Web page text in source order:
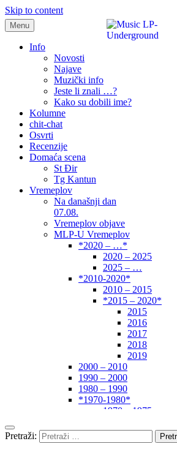
Skip to content
samo muzika i …..
Menu
Info
Novosti
Najave
Muzički info
Jeste li znali …?
Kako su dobili ime?
Kolumne
chit-chat
Osvrti
Recenzije
Domaća scena
St Đir
Tg Kantun
Vremeplov
Na današnji dan
07.08.
Vremeplov objave
MLP-U Vremeplov
*2020 – …*
2020 – 2025
2025 – …
*2010-2020*
2010 – 2015
*2015 – 2020*
2015
2016
2017
2018
2019
2000 – 2010
1990 – 2000
1980 – 1990
*1970-1980*
1970 – 1975
1960 – 1970
1950 – 1960
Pretraži: